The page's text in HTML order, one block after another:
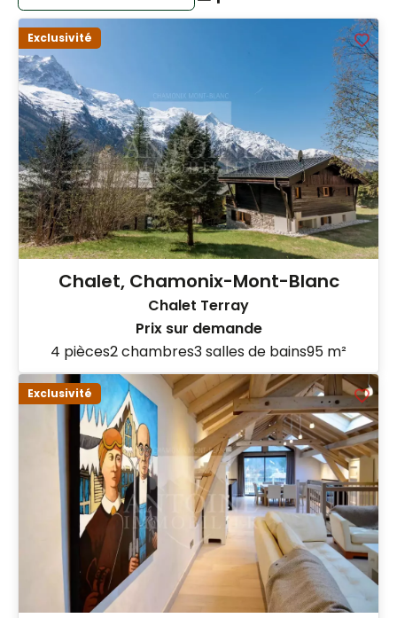
Exclusivité
Chalet, Chamonix-Mont-Blanc
Chalet Terray
Prix sur demande
4 pièces2 chambres3 salles de bains95 m²
Exclusivité